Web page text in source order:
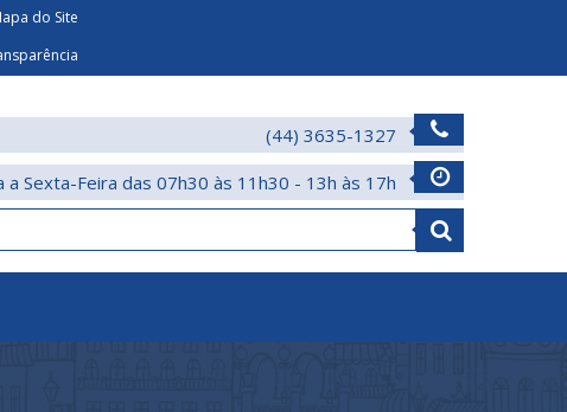
do Site
(44) 3635-1327
a Sexta-Feira das 07h30 às 11h30 - 13h às 17h